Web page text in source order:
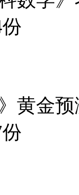
份
黄金
份